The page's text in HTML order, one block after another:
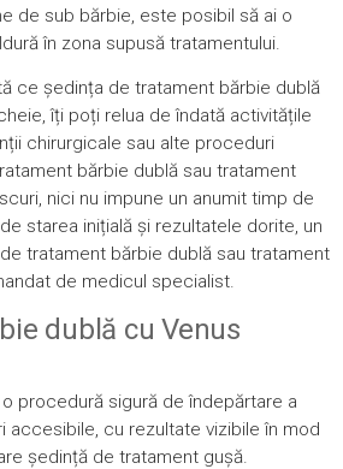
de sub bărbie, este posibil să ai o
în zona supusă tratamentului.
ce ședința de tratament bărbie dublă
îți poți relua de îndată activitățile
chirurgicale sau alte proceduri
bărbie dublă sau tratament
nici nu impune un anumit timp de
starea inițială și rezultatele dorite, un
tratament bărbie dublă sau tratament
de medicul specialist.
dublă cu Venus
procedură sigură de îndepărtare a
accesibile, cu rezultate vizibile în mod
ședință de tratament gușă.